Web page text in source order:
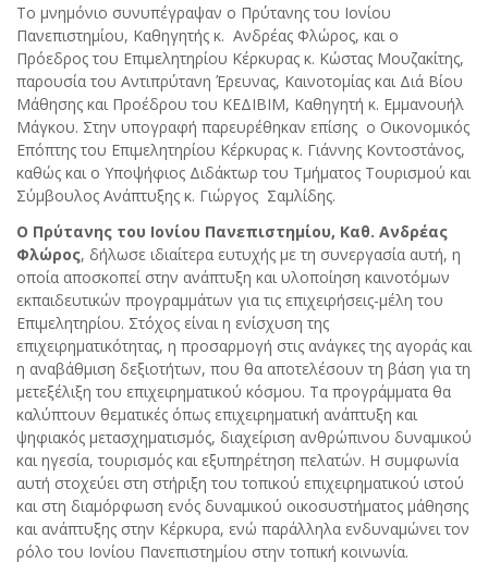
Το μνημόνιο συνυπέγραψαν ο Πρύτανης του Ιονίου
Πανεπιστημίου, Καθηγητής κ. Ανδρέας Φλώρος, και ο
Πρόεδρος του Επιμελητηρίου Κέρκυρας κ. Κώστας Μουζακίτης,
παρουσία του Αντιπρύτανη Έρευνας, Καινοτομίας και Διά Βίου
Μάθησης και Προέδρου του ΚΕΔΙΒΙΜ, Καθηγητή κ. Εμμανουήλ
Μάγκου. Στην υπογραφή παρευρέθηκαν επίσης ο Οικονομικός
Επόπτης του Επιμελητηρίου Κέρκυρας κ. Γιάννης Κοντοστάνος,
καθώς και ο Υποψήφιος Διδάκτωρ του Τμήματος Τουρισμού και
Σύμβουλος Ανάπτυξης κ. Γιώργος Σαμλίδης.
Ο Πρύτανης του Ιονίου Πανεπιστημίου, Καθ. Ανδρέας
Φλώρος, δήλωσε ιδιαίτερα ευτυχής με τη συνεργασία αυτή, η
οποία αποσκοπεί στην ανάπτυξη και υλοποίηση καινοτόμων
εκπαιδευτικών προγραμμάτων για τις επιχειρήσεις-μέλη του
Επιμελητηρίου. Στόχος είναι η ενίσχυση της
επιχειρηματικότητας, η προσαρμογή στις ανάγκες της αγοράς και
η αναβάθμιση δεξιοτήτων, που θα αποτελέσουν τη βάση για τη
μετεξέλιξη του επιχειρηματικού κόσμου. Τα προγράμματα θα
καλύπτουν θεματικές όπως επιχειρηματική ανάπτυξη και
ψηφιακός μετασχηματισμός, διαχείριση ανθρώπινου δυναμικού
και ηγεσία, τουρισμός και εξυπηρέτηση πελατών. Η συμφωνία
αυτή στοχεύει στη στήριξη του τοπικού επιχειρηματικού ιστού
και στη διαμόρφωση ενός δυναμικού οικοσυστήματος μάθησης
και ανάπτυξης στην Κέρκυρα, ενώ παράλληλα ενδυναμώνει τον
ρόλο του Ιονίου Πανεπιστημίου στην τοπική κοινωνία.